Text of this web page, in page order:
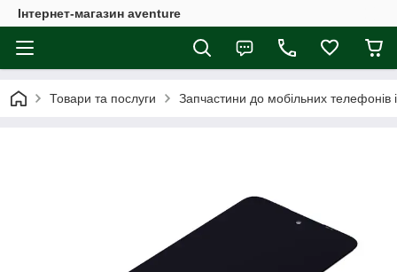
Інтернет-магазин aventure
Товари та послуги Запчастини до мобільних телефонів